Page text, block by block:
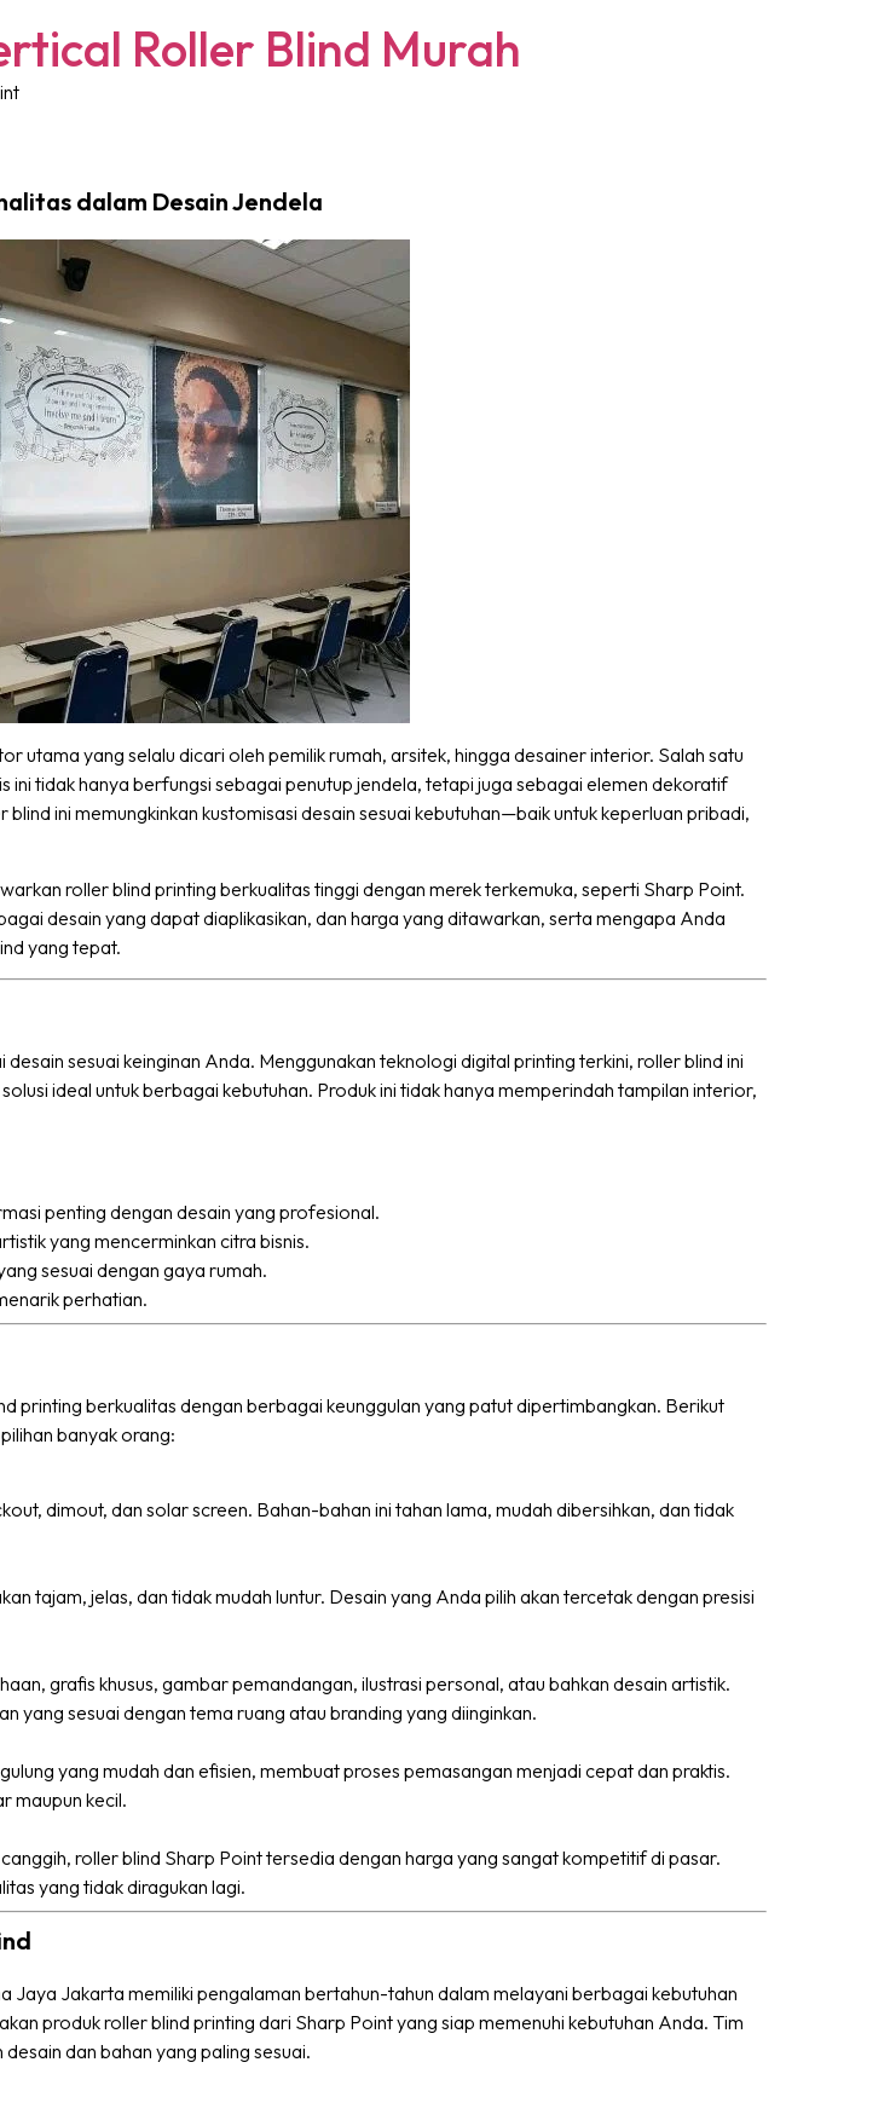
Roller Blind Murah
dalam Desain Jendela
utama yang selalu dicari oleh pemilik rumah, arsitek, hingga desainer interior. Salah satu
ini tidak hanya berfungsi sebagai penutup jendela, tetapi juga sebagai elemen dekoratif
ini memungkinkan kustomisasi desain sesuai kebutuhan—baik untuk keperluan pribadi,
roller blind printing berkualitas tinggi dengan merek terkemuka, seperti Sharp Point.
desain yang dapat diaplikasikan, dan harga yang ditawarkan, serta mengapa Anda
yang tepat.
sesuai keinginan Anda. Menggunakan teknologi digital printing terkini, roller blind ini
ideal untuk berbagai kebutuhan. Produk ini tidak hanya memperindah tampilan interior,
penting dengan desain yang profesional.
yang mencerminkan citra bisnis.
sesuai dengan gaya rumah.
perhatian.
printing berkualitas dengan berbagai keunggulan yang patut dipertimbangkan. Berikut
banyak orang:
dimout, dan solar screen. Bahan-bahan ini tahan lama, mudah dibersihkan, dan tidak
tajam, jelas, dan tidak mudah luntur. Desain yang Anda pilih akan tercetak dengan presisi
grafis khusus, gambar pemandangan, ilustrasi personal, atau bahkan desain artistik.
yang sesuai dengan tema ruang atau branding yang diinginkan.
yang mudah dan efisien, membuat proses pemasangan menjadi cepat dan praktis.
maupun kecil.
roller blind Sharp Point tersedia dengan harga yang sangat kompetitif di pasar.
yang tidak diragukan lagi.
Jakarta memiliki pengalaman bertahun-tahun dalam melayani berbagai kebutuhan
produk roller blind printing dari Sharp Point yang siap memenuhi kebutuhan Anda. Tim
dan bahan yang paling sesuai.